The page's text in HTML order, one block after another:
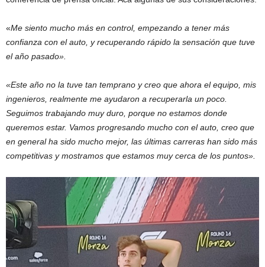
«Me siento mucho más en control, empezando a tener más
confianza con el auto, y recuperando rápido la sensación que tuve
el año pasado».
«Este año no la tuve tan temprano y creo que ahora el equipo, mis
ingenieros, realmente me ayudaron a recuperarla un poco.
Seguimos trabajando muy duro, porque no estamos donde
queremos estar. Vamos progresando mucho con el auto, creo que
en general ha sido mucho mejor, las últimas carreras han sido más
competitivas y mostramos que estamos muy cerca de los puntos».